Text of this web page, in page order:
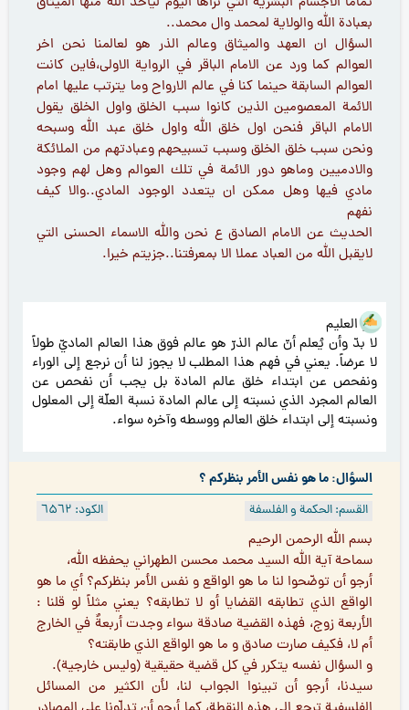
بعبادة الله والولاية لمحمد وال محمد..
السؤال ان العهد والميثاق وعالم الذر هو لعالمنا نحن اخر
العوالم كما ورد عن الامام الباقر في الرواية الاولى،فاين كانت
العوالم السابقة حينما كنا في عالم الارواح وما يترتب عليها امام
الائمة المعصومين الذين كانوا سبب الخلق واول الخلق يقول
الامام الباقر فنحن اول خلق الله واول خلق عبد الله وسبحه
ونحن سبب خلق الخلق وسبب تسبيحهم وعبادتهم من الملائكة
والادميين وماهو دور الائمة في تلك العوالم وهل لهم وجود
مادي فيها وهل ممكن ان يتعدد الوجود المادي..والا كيف
نفهم
الحديث عن الامام الصادق ع نحن والله الاسماء الحسنى التي
لايقبل الله من العباد عملا الا بمعرفتنا..جزيتم خيرا.
هو العليم
لا بدّ وأن يُعلم أنّ عالم الذرّ هو عالم فوق هذا العالم الماديّ طولاً
لا عرضاً. يعني في فهم هذا المطلب لا يجوز لنا أن نرجع إلى الوراء
ونفحص عن ابتداء خلق عالم المادة بل يجب أن نفحص عن
العالم المجرد الذي نسبته إلى عالم المادة نسبة العلّة إلى المعلول
ونسبته إلى ابتداء خلق العالم ووسطه وآخره سواء.
السؤال: ما هو نفس الأمر بنظركم ؟
الكود: ٦۵٦۲ القسم: الحكمة و الفلسفة
بسم الله الرحمن الرحيم
سماحة آية الله السيد محمد محسن الطهراني يحفظه الله،
أرجو أن توضّحوا لنا ما هو الواقع و نفس الأمر بنظركم؟ أي ما هو
الواقع الذي تطابقه القضايا أو لا تطابقه؟ يعني مثلاً لو قلنا :
الأربعة زوج، فهذه القضية صادقة سواء وجدت أربعةٌ في الخارج
أم لا، فكيف صارت صادق و ما هو الواقع الذي طابقته؟
و السؤال نفسه يتكرر في كل قضية حقيقية (وليس خارجية).
سيدنا، أرجو أن تبينوا الجواب لنا، لأن الكثير من المسائل